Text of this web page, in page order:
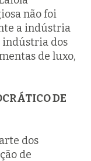
não foi
a indústria
indústria dos
de luxo,
DE
dos
de